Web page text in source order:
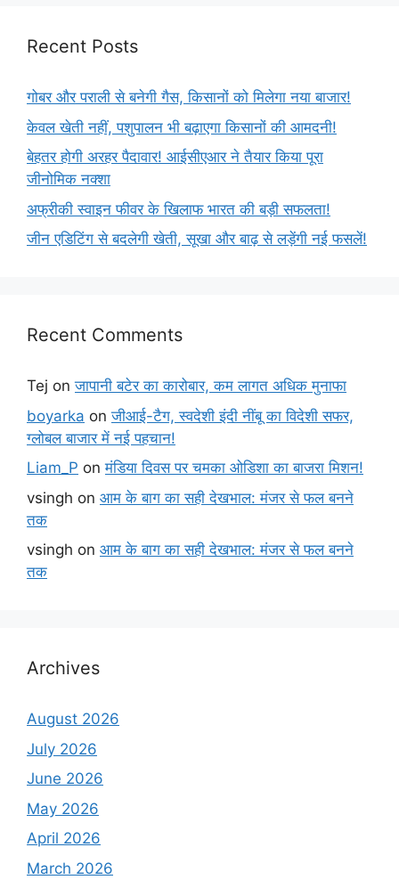
Recent Posts
गोबर और पराली से बनेगी गैस, किसानों को मिलेगा नया बाजार!
केवल खेती नहीं, पशुपालन भी बढ़ाएगा किसानों की आमदनी!
बेहतर होगी अरहर पैदावार! आईसीएआर ने तैयार किया पूरा
जीनोमिक नक्शा
अफ्रीकी स्वाइन फीवर के खिलाफ भारत की बड़ी सफलता!
जीन एडिटिंग से बदलेगी खेती, सूखा और बाढ़ से लड़ेंगी नई फसलें!
Recent Comments
Tej onजापानी बटेर का कारोबार, कम लागत अधिक मुनाफा
boyarka onजीआई-टैग, स्वदेशी इंदी नींबू का विदेशी सफर,
ग्लोबल बाजार में नई पहचान!
Liam_P onमंडिया दिवस पर चमका ओडिशा का बाजरा मिशन!
vsingh on आम के बाग का सही देखभाल: मंजर से फल बनने
तक
vsingh on आम के बाग का सही देखभाल: मंजर से फल बनने
तक
Archives
August 2026
July 2026
June 2026
May 2026
April 2026
March 2026